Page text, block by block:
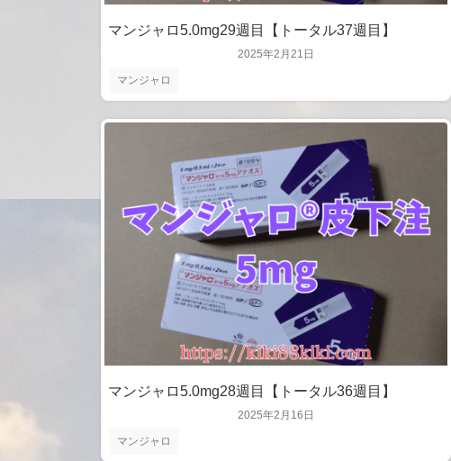
マンジャロ
2025年2月21日
マンジャロ5.0mg29週目【トータル37週目】
マンジャロ
2025年2月16日
マンジャロ5.0mg28週目【トータル36週目】